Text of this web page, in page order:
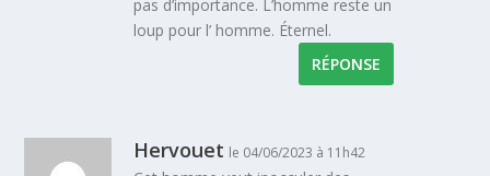
pas d’importance. L’homme reste un
loup pour l’ homme. Éternel.
RÉPONSE
Hervouet le 04/06/2023 à 11h42